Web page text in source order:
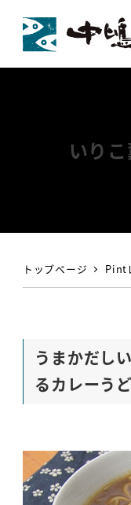
いり
トップページ Pint
うまかだし
るカレーう